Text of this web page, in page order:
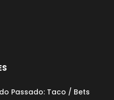
Passado: Taco / Bets